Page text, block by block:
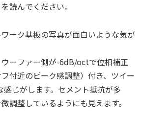
読んでください。
ーク基板の写真が面白いような気が
ーファー側が-6dB/octで位相補正
フ付近のピーク感調整）付き、ツイー
じがします。セメント抵抗が多
調整しているようにも見えます。